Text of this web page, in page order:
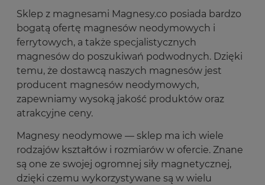
Sklep z magnesami Magnesy.co posiada bardzo
bogatą ofertę magnesów neodymowych i
ferrytowych, a także specjalistycznych
magnesów do poszukiwań podwodnych. Dzięki
temu, że dostawcą naszych magnesów jest
producent magnesów neodymowych,
zapewniamy wysoką jakość produktów oraz
atrakcyjne ceny.
Magnesy neodymowe — sklep ma ich wiele
rodzajów kształtów i rozmiarów w ofercie. Znane
są one ze swojej ogromnej siły magnetycznej,
dzięki czemu wykorzystywane są w wielu